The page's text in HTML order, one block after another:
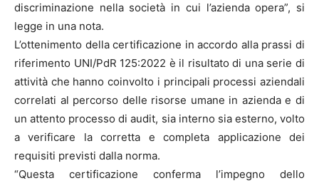
discriminazione nella società in cui l’azienda opera”, si
legge in una nota.
L’ottenimento della certificazione in accordo alla prassi di
riferimento UNI/PdR 125:2022 è il risultato di una serie di
attività che hanno coinvolto i principali processi aziendali
correlati al percorso delle risorse umane in azienda e di
un attento processo di audit, sia interno sia esterno, volto
a verificare la corretta e completa applicazione dei
requisiti previsti dalla norma.
“Questa certificazione conferma l’impegno dello